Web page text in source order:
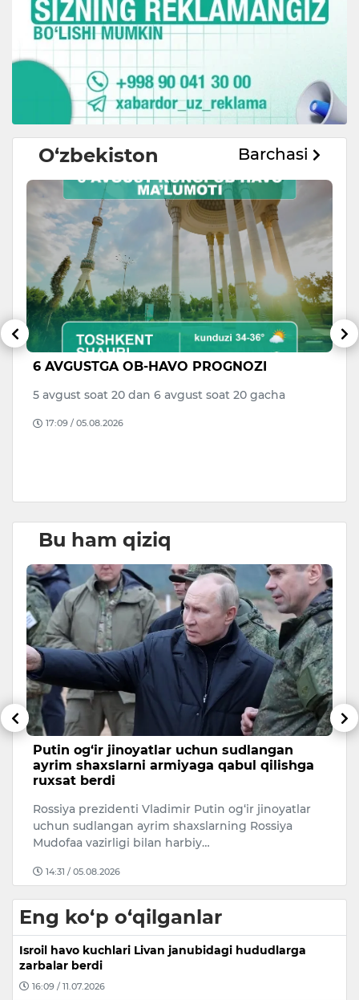
O‘zbekiston Barchasi
6 AVGUSTGA OB-HAVO PROGNOZI
5 avgust soat 20 dan 6 avgust soat 20 gacha
17:09 / 05.08.2026
Bu ham qiziq
Putin og‘ir jinoyatlar uchun sudlangan
ayrim shaxslarni armiyaga qabul qilishga
ruxsat berdi
Rossiya prezidenti Vladimir Putin og‘ir jinoyatlar
uchun sudlangan ayrim shaxslarning Rossiya
Mudofaa vazirligi bilan harbiy…
14:31 / 05.08.2026
Eng ko‘p o‘qilganlar
Isroil havo kuchlari Livan janubidagi hududlarga
zarbalar berdi
16:09 / 11.07.2026